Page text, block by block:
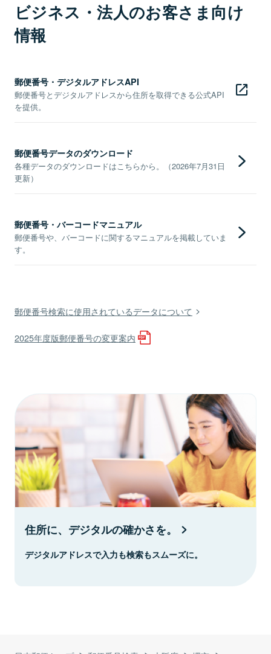
ビジネス・法人のお客さま向け
情報
郵便番号・デジタルアドレスAPI
郵便番号とデジタルアドレスから住所を取得できる公式API
を提供。
郵便番号データのダウンロード
各種データのダウンロードはこちらから。（2026年7月31日
更新）
郵便番号・バーコードマニュアル
郵便番号や、バーコードに関するマニュアルを掲載していま
す。
郵便番号検索に使用されているデータについて
2025年度版郵便番号の変更案内
住所に、デジタルの確かさを。
デジタルアドレスで入力も検索もスムーズに。